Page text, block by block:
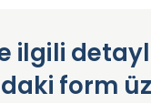
ilgili
form